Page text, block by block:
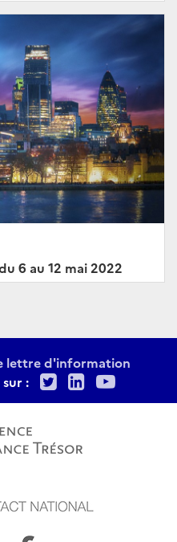
6 au 12 mai 2022
lettre d'information
:
TwitterLinkedIn